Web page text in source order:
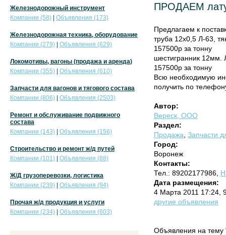
ПРОДАЕМ
Предлагаем к
труба 12х0,5 Л-63,
157500р за тонну
шестигранник
157500р за тонну
Всю необходимую
получить по
Автор:
Вереск, ООО
Раздел:
Продажа Запчасти
Город:
Воронеж
Контакты:
Тел.: 89202177986,
Дата размещения:
4 Марта 2011 17:24,
другие объявления
Объявления на тему
Железнодорожный инструмент
Компании (58)
Объявления (173)
Железнодорожная техника, оборудование
Компании (279)
Объявления (629)
Локомотивы, вагоны (продажа и аренда)
Компании (355)
Объявления (610)
Запчасти для вагонов и тягового состава
Компании (806)
Объявления (2503)
Ремонт и обслуживание подвижного
состава
Компании (143)
Объявления (156)
Строительство и ремонт ж/д путей
Компании (101)
Объявления (88)
Ж/Д грузоперевозки, логистика
Компании (239)
Объявления (94)
Прочая ж/д продукция и услуги
Компании (234)
Объявления (603)